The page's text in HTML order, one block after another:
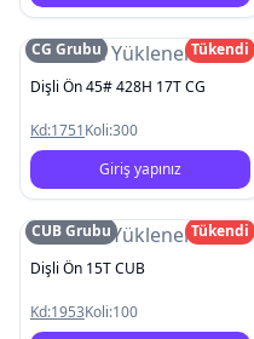
Resim Yüklenemedi
CG Grubu
Tükendi
Dişli Ön 45# 428H 17T CG
Kd:1751Koli:300
Giriş yapınız
Resim Yüklenemedi
CUB Grubu
Tükendi
Dişli Ön 15T CUB
Kd:1953Koli:100